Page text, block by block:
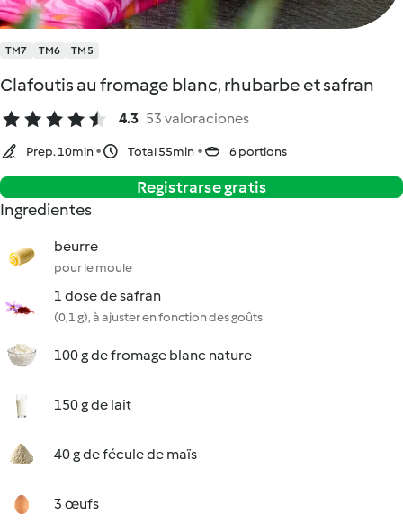
TM7 TM6 TM5
Clafoutis au fromage blanc, rhubarbe et safran
4.3 53 valoraciones
Prep. 10min Total 55min 6 portions
Registrarse gratis
Ingredientes
beurre
pour le moule
1 dose de safran
(0,1 g), à ajuster en fonction des goûts
100 g de fromage blanc nature
150 g de lait
40 g de fécule de maïs
3 œufs